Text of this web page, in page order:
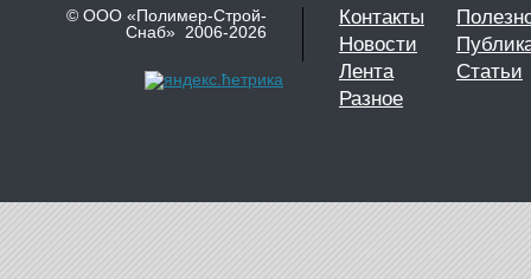
© ООО «Полимер-Строй-
Снаб» 2006-2026
Контакты
Новости
Лента
Статьи
Разное